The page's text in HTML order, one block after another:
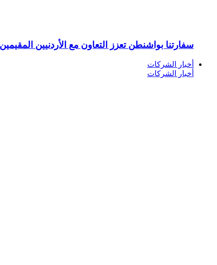
سفارتنا بواشنطن تعزز التعاون مع الأردنيين المقيمين
أخبار الشركات
أخبار الشركات